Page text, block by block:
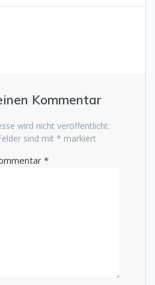
Kommentar
wird nicht veröffentlicht.
sind mit * markiert
*